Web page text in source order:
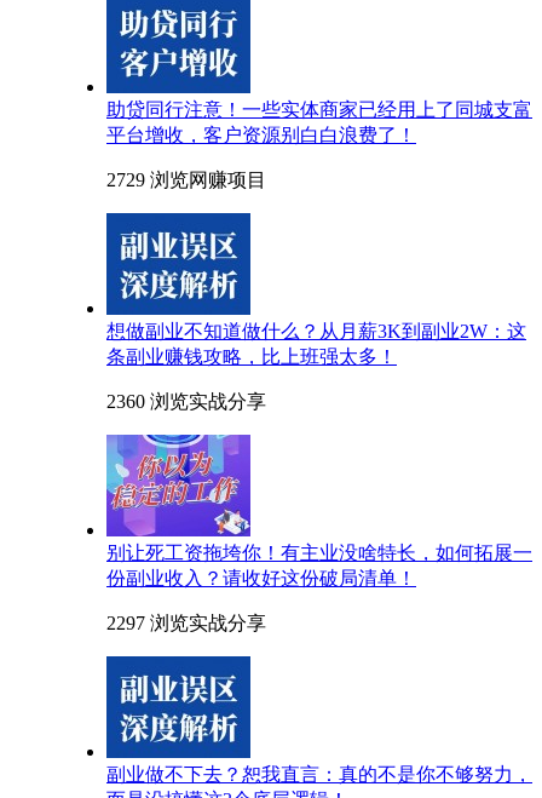
助贷同行注意！一些实体商家已经用上了同城支富
平台增收，客户资源别白白浪费了！
2729 浏览网赚项目
想做副业不知道做什么？从月薪3K到副业2W：这
条副业赚钱攻略，比上班强太多！
2360 浏览实战分享
别让死工资拖垮你！有主业没啥特长，如何拓展一
份副业收入？请收好这份破局清单！
2297 浏览实战分享
副业做不下去？恕我直言：真的不是你不够努力，